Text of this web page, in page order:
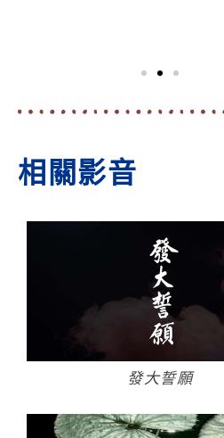
號
不
離
身
相關影音
發大誓願